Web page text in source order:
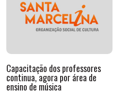
Capacitação dos professores
continua, agora por área de
ensino de música